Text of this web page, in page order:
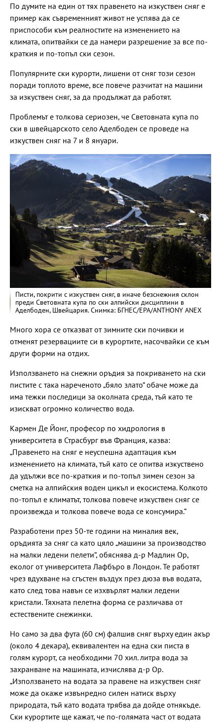
По думите на един от тях правенето на изкуствен сняг е
пример как съвременният живот не успява да се
приспособи към реалностите на изменението на
климата, опитвайки се да намери разрешение за все по-
краткия и по-топъл ски сезон.
Популярните ски курорти, лишени от сняг този сезон
поради топлото време, все повече разчитат на машини
за изкуствен сняг, за да продължат да работят.
Проблемът е толкова сериозен, че Световната купа по
ски в швейцарското село Аделбоден се проведе на
изкуствен сняг на 7 и 8 януари.
Писти, покрити с изкуствен сняг, в иначе безснежния склон
преди Световната купа по ски алпийски дисциплини в
Аделбоден, Швейцария. Снимка: БГНЕС/EPA/ANTHONY ANEX
Много хора се отказват от зимните ски почивки и
отменят резервациите си в курортите, насочвайки се към
други форми на отдих.
Използването на снежни оръдия за покриването на ски
пистите с така нареченото „бяло злато“ обаче може да
има тежки последици за околната среда, тъй като те
изискват огромно количество вода.
Кармен Де Йонг, професор по хидрология в
университета в Страсбург във Франция, казва:
„Правенето на сняг е неуспешна адаптация към
изменението на климата, тъй като се опитва изкуствено
да удължи все по-краткия и по-топъл зимен сезон за
сметка на алпийския воден цикъл и екосистема. Колкото
по-топъл е климатът, толкова повече изкуствен сняг се
произвежда и толкова повече вода се консумира.”
Разработени през 50-те години на миналия век,
оръдията за сняг са като цяло „машини за производство
на малки ледени пелети“, обяснява д-р Мадлин Ор,
еколог от университета Лафбъро в Лондон. Те работят
чрез вдухване на сгъстен въздух през дюза във водата,
като след това навън се изхвърлят малки ледени
кристали. Тяхната пелетна форма се различава от
естествените снежинки.
Но само за два фута (60 см) фалшив сняг върху един акър
(около 4 декара), еквивалентен на една ски писта в
голям курорт, са необходими 70 хил. литра вода за
захранване на машината, изчислява д-р Ор.
„Използването на водата за правене на изкуствен сняг
може да окаже извънредно силен натиск върху
природата, тъй като водата трябва да дойде отнякъде.
Ски курортите ще кажат, че по-голямата част от водата